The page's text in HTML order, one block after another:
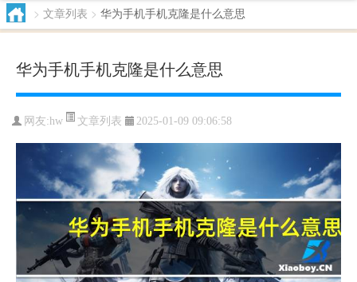
> 文章列表 > 华为手机手机克隆是什么意思
华为手机手机克隆是什么意思
网友:hw 文章列表 2025-01-09 09:06:58